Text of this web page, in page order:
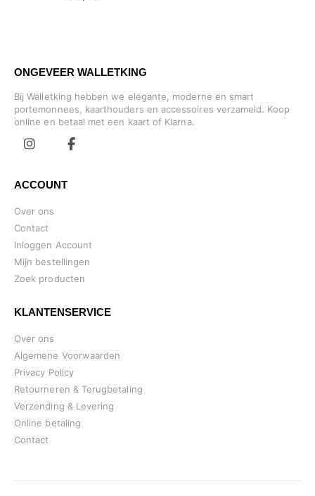
ONGEVEER WALLETKING
Bij Walletking hebben we elegante, moderne en smart
portemonnees, kaarthouders en accessoires verzameld. Koop
online en betaal met een kaart of Klarna.
ACCOUNT
Over ons
Contact
Inloggen Account
Mijn bestellingen
Zoek producten
KLANTENSERVICE
Over ons
Algemene Voorwaarden
Privacy Policy
Retourneren & Terugbetaling
Verzending & Levering
Online betaling
Contact